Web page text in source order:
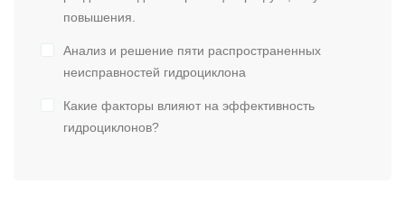
повышения.
Анализ и решение пяти распространенных
неисправностей гидроциклона
Какие факторы влияют на эффективность
гидроциклонов?